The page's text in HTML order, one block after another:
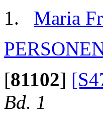
Maria
[81102]
Bd. 1